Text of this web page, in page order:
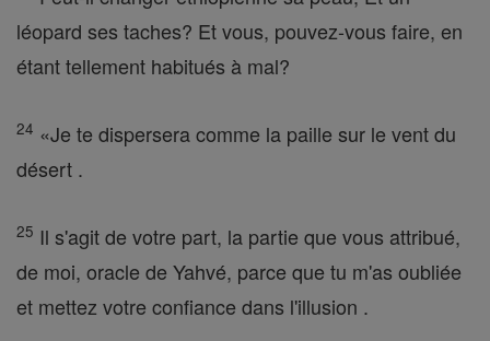
léopard ses taches? Et vous, pouvez-vous faire, en
étant tellement habitués à mal?
24 «Je te dispersera comme la paille sur le vent du
désert .
25 Il s'agit de votre part, la partie que vous attribué,
de moi, oracle de Yahvé, parce que tu m'as oubliée
et mettez votre confiance dans l'illusion .